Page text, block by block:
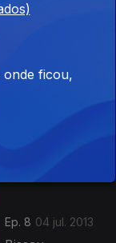
Ep. 9 05 jul. 2013
Ep. 8 04 jul. 2013
onde ficou,